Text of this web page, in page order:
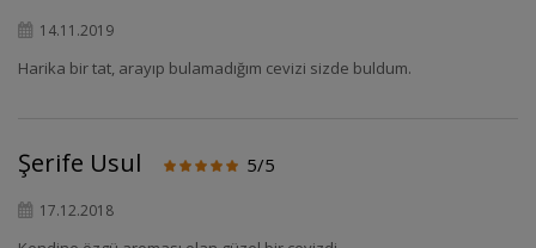
14.11.2019
Harika bir tat, arayıp bulamadığım cevizi sizde buldum.
Şerife Usul 5/5
17.12.2018